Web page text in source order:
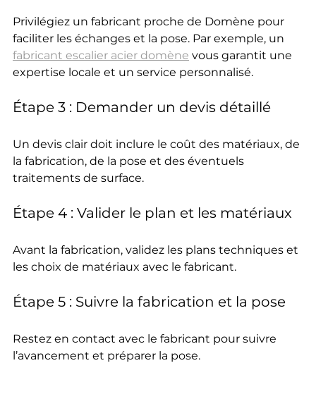
Privilégiez un fabricant proche de Domène pour
faciliter les échanges et la pose. Par exemple, un
fabricant escalier acier domène vous garantit une
expertise locale et un service personnalisé.
Étape 3 : Demander un devis détaillé
Un devis clair doit inclure le coût des matériaux, de
la fabrication, de la pose et des éventuels
traitements de surface.
Étape 4 : Valider le plan et les matériaux
Avant la fabrication, validez les plans techniques et
les choix de matériaux avec le fabricant.
Étape 5 : Suivre la fabrication et la pose
Restez en contact avec le fabricant pour suivre
l’avancement et préparer la pose.